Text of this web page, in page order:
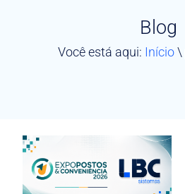
Blog
Você está aqui: Início\